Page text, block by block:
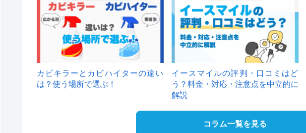
カビキラーとカビハイターの違い
は？使う場所で選ぶ！
イースマイルの評判・口コミはど
う？料金・対応・注意点を中立的に
解説
コラム一覧を見る